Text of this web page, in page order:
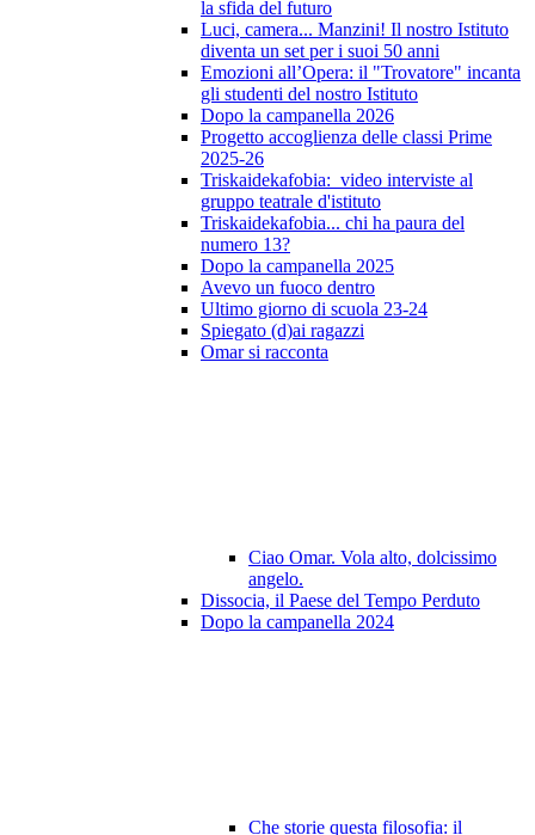
la sfida del futuro
Luci, camera... Manzini! Il nostro Istituto
diventa un set per i suoi 50 anni
Emozioni all’Opera: il "Trovatore" incanta
gli studenti del nostro Istituto
Dopo la campanella 2026
Progetto accoglienza delle classi Prime
2025-26
Triskaidekafobia: video interviste al
gruppo teatrale d'istituto
Triskaidekafobia... chi ha paura del
numero 13?
Dopo la campanella 2025
Avevo un fuoco dentro
Ultimo giorno di scuola 23-24
Spiegato (d)ai ragazzi
Omar si racconta
Ciao Omar. Vola alto, dolcissimo
angelo.
Dissocia, il Paese del Tempo Perduto
Dopo la campanella 2024
Che storie questa filosofia: il